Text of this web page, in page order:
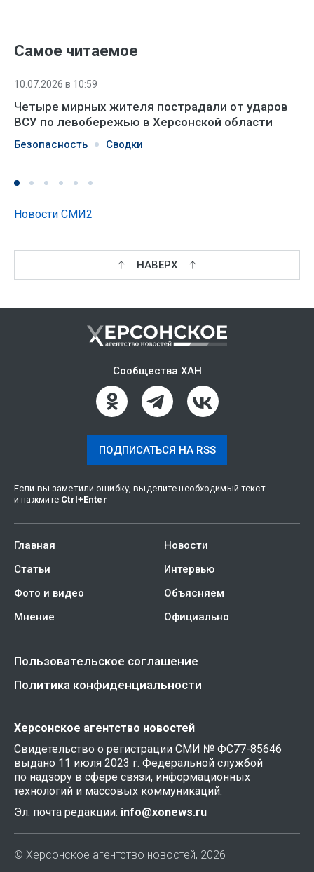
Самое читаемое
10.07.2026 в 10:59
Четыре мирных жителя пострадали от ударов
ВСУ по левобережью в Херсонской области
Безопасность Сводки
Новости СМИ2
НАВЕРХ
Сообщества ХАН
ПОДПИСАТЬСЯ НА RSS
Если вы заметили ошибку, выделите необходимый текст
и нажмите Ctrl +Enter
Главная
Новости
Статьи
Интервью
Фото и видео
Объясняем
Мнение
Официально
Пользовательское соглашение
Политика конфиденциальности
Херсонское агентство новостей
Свидетельство о регистрации СМИ № ФС77-85646
выдано 11 июля 2023 г. Федеральной службой
по надзору в сфере связи, информационных
технологий и массовых коммуникаций.
Эл. почта редакции: info@xonews.ru
© Херсонское агентство новостей, 2026